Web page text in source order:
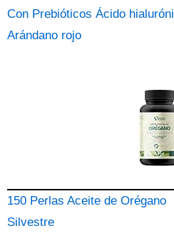
Con Prebióticos Ácido
Arándano rojo
150 Perlas Aceite de Orégano
Silvestre